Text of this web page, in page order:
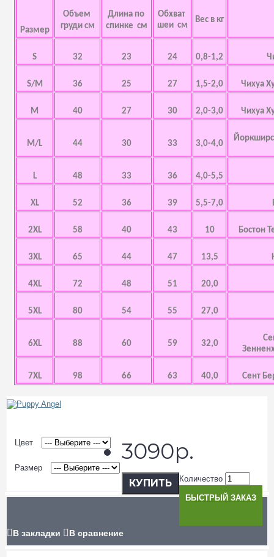
Размер
Объем
груди см
Длина по
спинке см
Обхват
шеи см
Вес в кг
S 32 23 24 0,8-1,2
S/M 36 25 27 1,5-2,0 Чихуа
M 40 27 30 2,0-3,0 Чихуа
M/L 44 30 33 3,0-4,0
L 48 33 36 4,0-5,5
XL 52 36 39 5,5-7,0
2XL 58 40 43 10 Бостон
3XL 65 44 47 13,5
4XL 72 48 51 20,0
5XL 80 54 55 27,0
6XL 88 60 59 32,0
7XL 98 66 63 40,0 Сент
Цвет
Размер
3090р.
Количество
КУПИТЬ
БЫСТРЫЙ ЗАКАЗ
В закладки В сравнение